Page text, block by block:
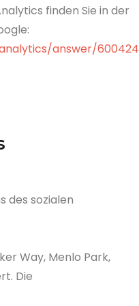
finden Sie in der
answer/
des sozialen
Way, Menlo Park,
Die